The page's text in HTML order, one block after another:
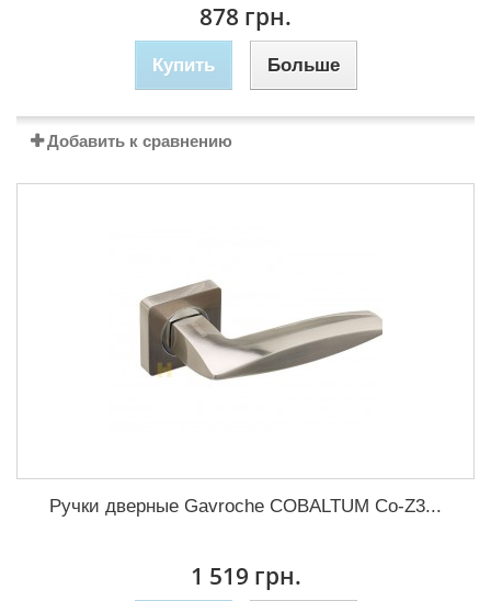
878 грн.
Купить Больше
Добавить к сравнению
Ручки дверные Gavroche COBALTUМ Co-Z3...
1 519 грн.